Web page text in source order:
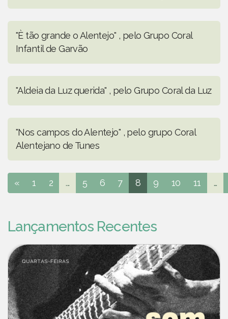
"È tão grande o Alentejo" , pelo Grupo Coral
Infantil de Garvão
"Aldeia da Luz querida" , pelo Grupo Coral da Luz
"Nos campos do Alentejo" , pelo grupo Coral
Alentejano de Tunes
« 1 2 ... 5 6 7 8 9 10 11 ...
Lançamentos Recentes